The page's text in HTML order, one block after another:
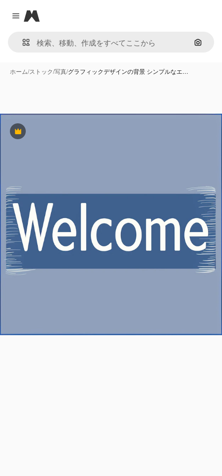
Close menu
Magnific
画像で
ホーム/ストック/写真/グラフィックデザインの背景 シンプルなエ…
Premium